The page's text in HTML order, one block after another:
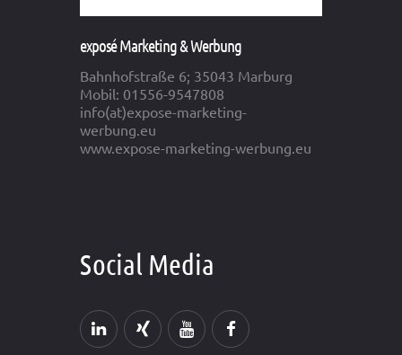
exposé Marketing & Werbung
Bahnhofstraße 6; 35043 Marburg
Mobil: 01556-9547808
info(at)expose-marketing-
werbung.eu
www.expose-marketing-werbung.eu
Social Media